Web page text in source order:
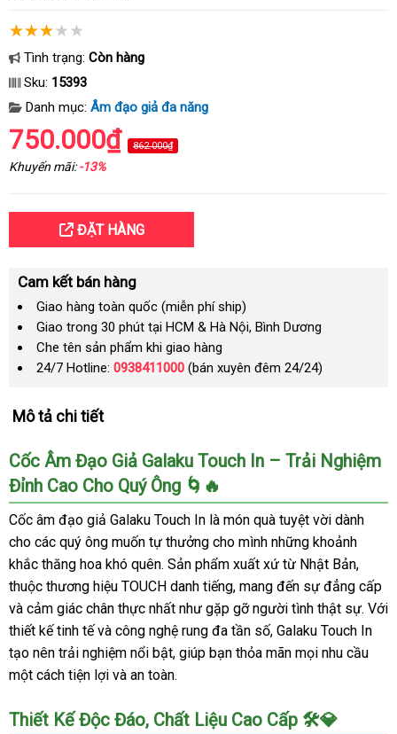
Tình trạng: Còn hàng
Sku: 15393
Danh mục: Âm đạo giả đa năng
750.000₫ 862.000₫
Khuyến mãi:-13%
ĐẶT HÀNG
Cam kết bán hàng
Giao hàng toàn quốc (miễn phí ship)
Giao trong 30 phút tại HCM & Hà Nội, Bình Dương
Che tên sản phẩm khi giao hàng
24/7 Hotline: 0938411000 (bán xuyên đêm 24/24)
Mô tả chi tiết
Cốc Âm Đạo Giả Galaku Touch In – Trải Nghiệm
Đỉnh Cao Cho Quý Ông 🌀🔥
Cốc âm đạo giả Galaku Touch In là món quà tuyệt vời dành
cho các quý ông muốn tự thưởng cho mình những khoảnh
khắc thăng hoa khó quên. Sản phẩm xuất xứ từ Nhật Bản,
thuộc thương hiệu TOUCH danh tiếng, mang đến sự đẳng cấp
và cảm giác chân thực nhất như gặp gỡ người tình thật sự. Với
thiết kế tinh tế và công nghệ rung đa tần số, Galaku Touch In
tạo nên trải nghiệm nổi bật, giúp bạn thỏa mãn mọi nhu cầu
một cách tiện lợi và an toàn.
Thiết Kế Độc Đáo, Chất Liệu Cao Cấp 🛠️💎